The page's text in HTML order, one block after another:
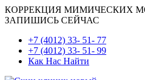
КОРРЕКЦИЯ МИМИЧЕСКИХ
ЗАПИШИСЬ СЕЙЧАС
+7 (4012) 33- 51- 77
+7 (4012) 33- 51- 99
Как Нас Найти